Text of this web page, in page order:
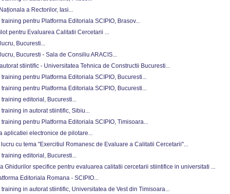
a Rectorilor, Iasi...
pentru Platforma Editoriala SCIPIO, Brasov...
pentru Evaluarea Calitatii Cercetarii ...
Bucuresti...
Bucuresti - Sala de Consiliu ARACIS...
stiintific - Universitatea Tehnica de Constructii Bucuresti...
pentru Platforma Editoriala SCIPIO, Bucuresti...
pentru Platforma Editoriala SCIPIO, Bucuresti...
editorial, Bucuresti...
in autorat stiintific, Sibiu...
pentru Platforma Editoriala SCIPIO, Timisoara...
aplicatiei electronice de pilotare...
lucru cu tema "Exercitiul Romanesc de Evaluare a Calitatii Cercetarii"...
editorial, Bucuresti...
Ghidurilor specifice pentru evaluarea calitatii cercetarii stiintifice in universitati ...
Editoriala Romana - SCIPIO...
in autorat stiintific, Universitatea de Vest din Timisoara...